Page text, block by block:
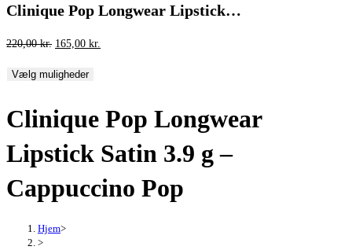
Clinique Pop Longwear Lipstick…
220,00kr. Den
pris
220,00 kr..
165,00 kr.
165,00 kr..
Vælg muligheder
Clinique Pop Longwear
Lipstick Satin 3.9 g –
Cappuccino Pop
Hjem>
>